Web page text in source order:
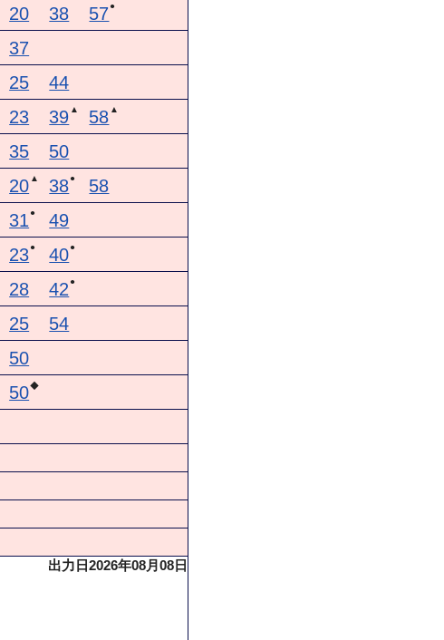
20 38 57●
37
25 44
23 39 ▲ 58 ▲
35 50
20 ▲ 38● 58
31 ● 49
23● 40●
28 42 ●
25 54
50
50◆
出力日2026年08月08日